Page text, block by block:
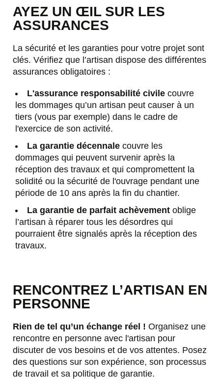
AYEZ UN ŒIL SUR LES
ASSURANCES
La sécurité et les garanties pour votre projet sont
clés. Vérifiez que l’artisan dispose des différentes
assurances obligatoires :
L'assurance responsabilité civilecouvre
les dommages qu’un artisan peut causer à un
tiers (vous par exemple) dans le cadre de
l'exercice de son activité.
La garantie décennale couvre les
dommages qui peuvent survenir après la
réception des travaux et qui compromettent la
solidité ou la sécurité de l'ouvrage pendant une
période de 10 ans après la fin du chantier.
La garantie de parfait achèvementoblige
l’artisan à réparer tous les désordres qui
pourraient être signalés après la réception des
travaux.
RENCONTREZ L’ARTISAN EN
PERSONNE
Rien de tel qu’un échange réel ! Organisez une
rencontre en personne avec l'artisan pour
discuter de vos besoins et de vos attentes. Posez
des questions sur son expérience, son processus
de travail et sa politique de garantie.